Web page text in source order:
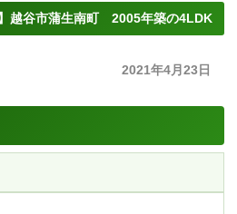
】越谷市蒲生南町 2005年築の4LDK
2021年4月23日